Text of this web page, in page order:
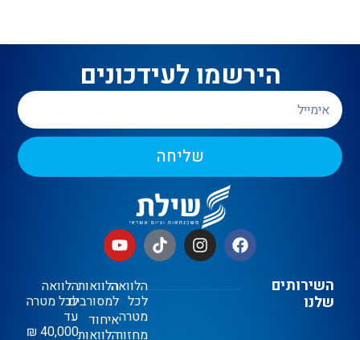
הירשמו לעידכונים
שליחה
השירותים
שלנו
הלוואה
לכל
מטרה
מחזור
הלוואות
למסורבים
איחוד
הלוואות
הלוואה
לכל מטרה
עד
40,000 ₪